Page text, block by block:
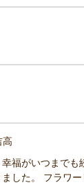
福がいつまでも
した。 フラワ